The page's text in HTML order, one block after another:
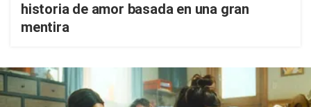
historia de amor basada en una gran
mentira